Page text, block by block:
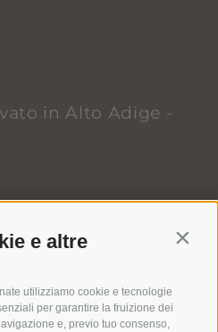
e altre
utilizziamo cookie e tecnologie
per garantire la fruizione dei
e, previo tuo consenso,
in Alto Adige -
(BZ)
•
Alto Adige